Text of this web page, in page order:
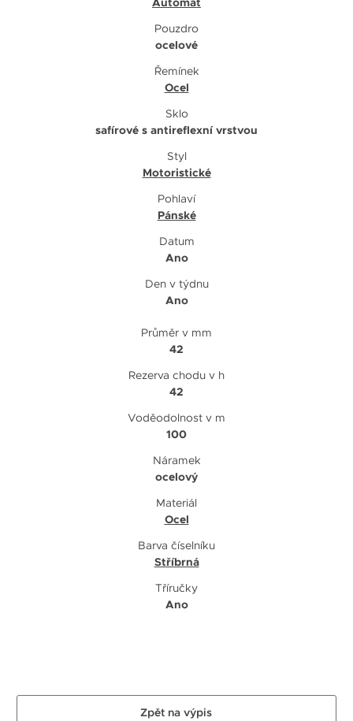
Pouzdro
ocelové
Řemínek
Ocel
Sklo
safírové s antireflexní vrstvou
Styl
Motoristické
Pohlaví
Pánské
Datum
Ano
Den v týdnu
Ano
Průměr v mm
42
Rezerva chodu v h
42
Voděodolnost v m
100
Náramek
ocelový
Materiál
Ocel
Barva číselníku
Stříbrná
Tříručky
Ano
Zpět na výpis